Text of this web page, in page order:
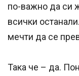
по-важно да си
всички
мечти да се
Така че – да.